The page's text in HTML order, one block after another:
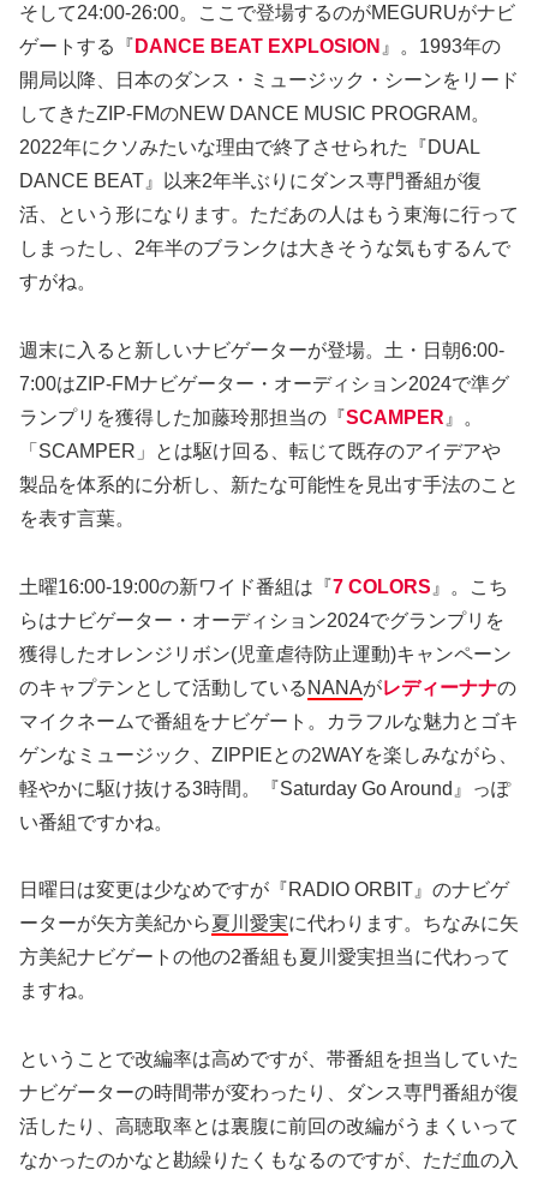
そして24:00-26:00。ここで登場するのがMEGURUがナビ
ゲートする『 DANCE BEAT EXPLOSION 』。1993年の
開局以降、日本のダンス・ミュージック・シーンをリード
してきたZIP-FMのNEW DANCE MUSIC PROGRAM。
2022年にクソみたいな理由で終了させられた『DUAL
DANCE BEAT』以来2年半ぶりにダンス専門番組が復
活、という形になります。ただあの人はもう東海に行って
しまったし、2年半のブランクは大きそうな気もするんで
すがね。
週末に入ると新しいナビゲーターが登場。土・日朝6:00-
7:00はZIP-FMナビゲーター・オーディション2024で準グ
ランプリを獲得した加藤玲那担当の『SCAMPER 』。
「SCAMPER」とは駆け回る、転じて既存のアイデアや
製品を体系的に分析し、新たな可能性を見出す手法のこと
を表す言葉。
土曜16:00-19:00の新ワイド番組は『7 COLORS 』。こち
らはナビゲーター・オーディション2024でグランプリを
獲得したオレンジリボン(児童虐待防止運動)キャンペーン
のキャプテンとして活動している NANAがレディーナナの
マイクネームで番組をナビゲート。カラフルな魅力とゴキ
ゲンなミュージック、ZIPPIEとの2WAYを楽しみながら、
軽やかに駆け抜ける3時間。『Saturday Go Around』っぽ
い番組ですかね。
日曜日は変更は少なめですが『RADIO ORBIT』のナビゲ
ーターが矢方美紀から夏川愛実に代わります。ちなみに矢
方美紀ナビゲートの他の2番組も夏川愛実担当に代わって
ますね。
ということで改編率は高めですが、帯番組を担当していた
ナビゲーターの時間帯が変わったり、ダンス専門番組が復
活したり、高聴取率とは裏腹に前回の改編がうまくいって
なかったのかなと勘繰りたくもなるのですが、ただ血の入